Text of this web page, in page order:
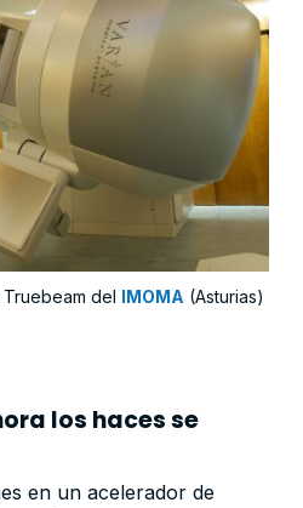
del IMOMA (Asturias)
los haces se
en un acelerador de